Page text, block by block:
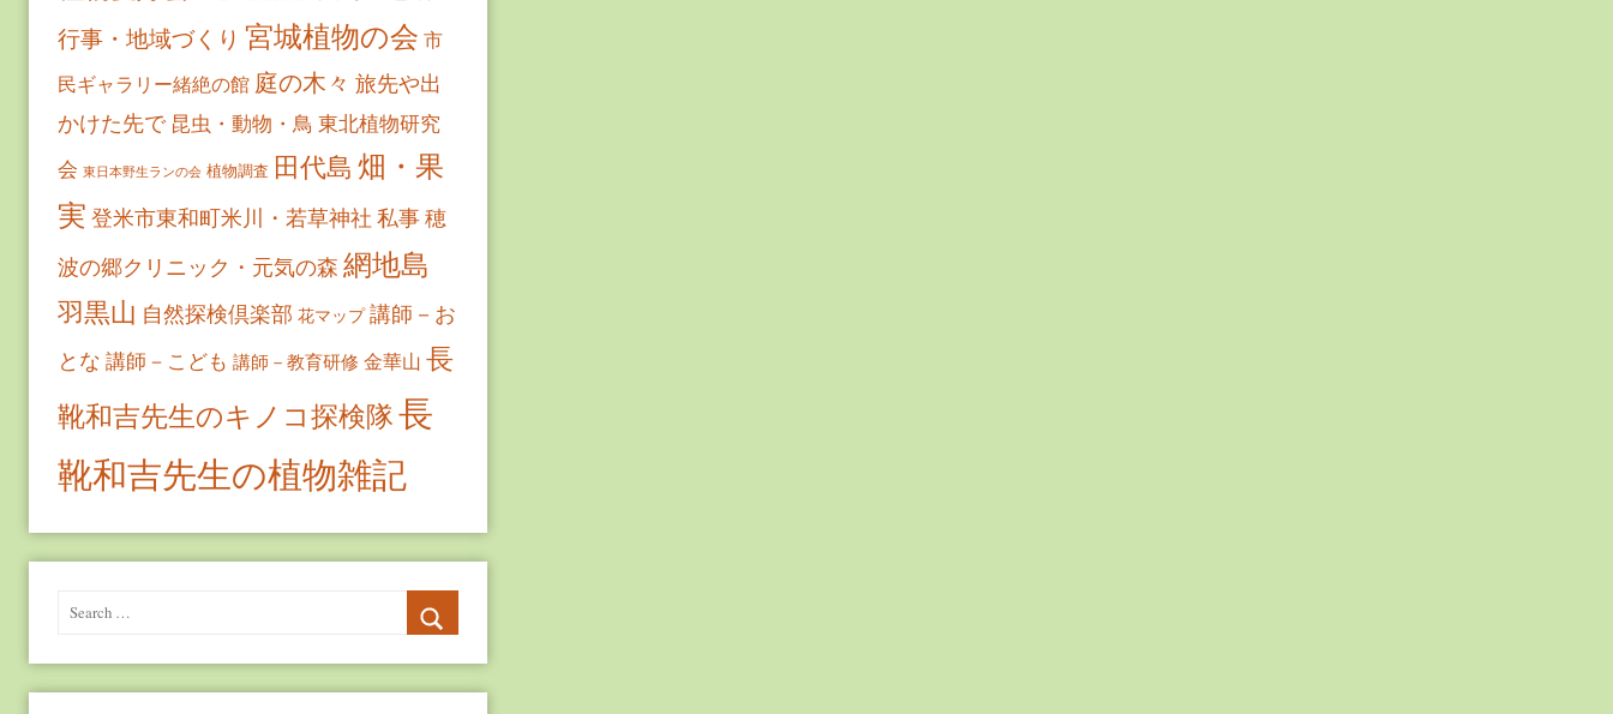
行事・地域づくり 宮城植物の会 市
民ギャラリー緒絶の館 庭の木々 旅先や出
かけた先で 昆虫・動物・鳥 東北植物研究
会 東日本野生ランの会 植物調査 田代島 畑・果
実 登米市東和町米川・若草神社 私事穂
波の郷クリニック・元気の森 網地島
羽黒山 自然探検倶楽部 花マップ 講師－お
とな 講師－こども 講師－教育研修 金華山 長
靴和吉先生のキノコ探検隊長
靴和吉先生の植物雑記
Search